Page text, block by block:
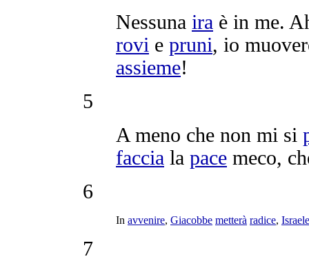
Nessuna ira è in me.
rovi e pruni, io
assieme!
5
A meno che non mi si
faccia la pace meco,
6
In avvenire, Giacobbe metterà radice, Israele
7